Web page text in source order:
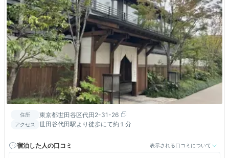
住所 東京都世田谷区代田2-31-26
アクセス 世田谷代田駅より徒歩にて約１分
宿泊した人の口コミ 表示される口コミについて